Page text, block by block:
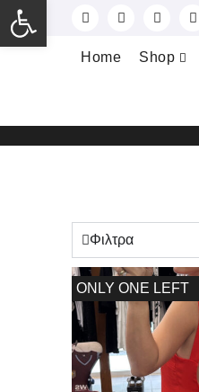
Home Shop
Φιλτρα
ONLY ONE LEFT
Ανοίξτε τη γραμμή εργαλείων